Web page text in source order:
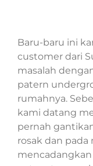
Baru-baru ini
customer dari
masalah
patern
rumahnya.
kami datang
pernah
rosak dan pada